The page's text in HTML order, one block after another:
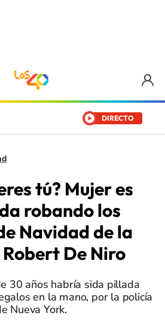
DIRECTO
tú? Mujer es
robando los
Navidad de la
De Niro
30 años habría sida pillada
en la mano, por la policía
Nueva York.